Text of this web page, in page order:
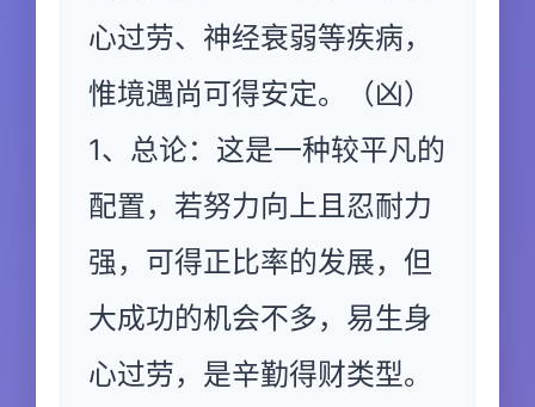
心过劳、神经衰弱等疾病，
惟境遇尚可得安定。（凶）
1、总论：这是一种较平凡的
配置，若努力向上且忍耐力
强，可得正比率的发展，但
大成功的机会不多，易生身
心过劳，是辛勤得财类型。